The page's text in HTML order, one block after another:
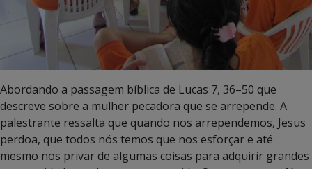
Abordando a passagem bíblica de Lucas 7, 36–50 que
descreve sobre a mulher pecadora que se arrepende. A
palestrante ressalta que quando nos arrependemos, Jesus
perdoa, que todos nós temos que nos esforçar e até
mesmo nos privar de algumas coisas para adquirir grandes